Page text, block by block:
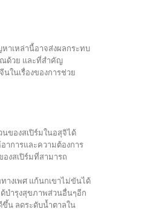
าเหล่านี้อาจส่งผลกระทบ
ณด้วย และที่สำคัญ
ในเรื่องของการช่วย
นของสเปิร์มในอสุจิได้
าการและความต้องการ
งสเปิร์มที่สามารถ
างเพศ แก้นกเขาไม่ขันได้
บำรุงสุขภาพส่วนอื่นๆอีก
ขึ้น ลดระดับน้ำตาลใน